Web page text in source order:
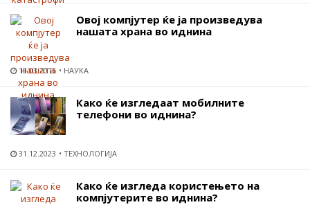
Овој компјутер ќе ја произведува
нашата храна во иднина
10.03.2016 НАУКА
Како ќе изгледаат мобилните
телефони во иднина?
31.12.2023 ТЕХНОЛОГИЈА
Како ќе изгледа користењето на
компјутерите во иднина?